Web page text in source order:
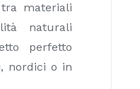
tra materiali
naturali
perfetto
nordici o in